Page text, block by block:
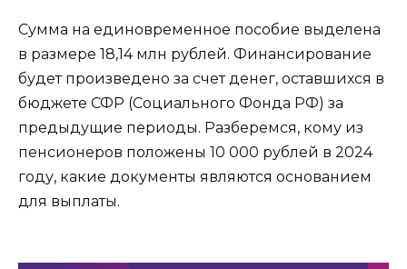
Сумма на единовременное пособие выделена
в размере 18,14 млн рублей. Финансирование
будет произведено за счет денег, оставшихся в
бюджете СФР (Социального Фонда РФ) за
предыдущие периоды. Разберемся, кому из
пенсионеров положены 10 000 рублей в 2024
году, какие документы являются основанием
для выплаты.